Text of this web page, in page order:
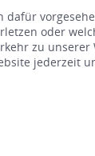
oder
zu
jederzeit